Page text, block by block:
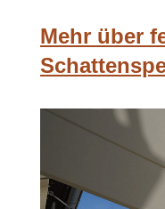
Mehr über